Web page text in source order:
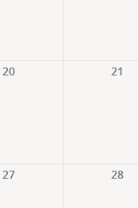
20 21
27 28